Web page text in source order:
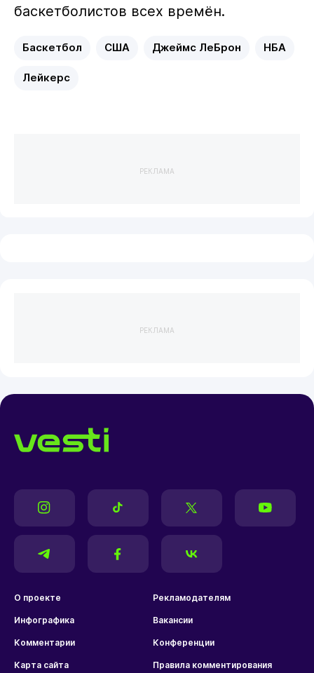
баскетболистов всех времён.
Баскетбол США Джеймс ЛеБрон НБА
Лейкерс
РЕКЛАМА
РЕКЛАМА
О проекте Рекламодателям
Инфографика Вакансии
Комментарии Конференции
Карта сайта Правила комментирования